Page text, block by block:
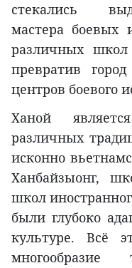
стекались
мастера боевых
различных школ
превратив
центров боевого
Ханой
различных
исконно
Ханбайзыонг,
школ
были глубоко
культуре. Всё
многообразие